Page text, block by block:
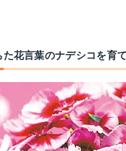
花言葉のナデシコを育